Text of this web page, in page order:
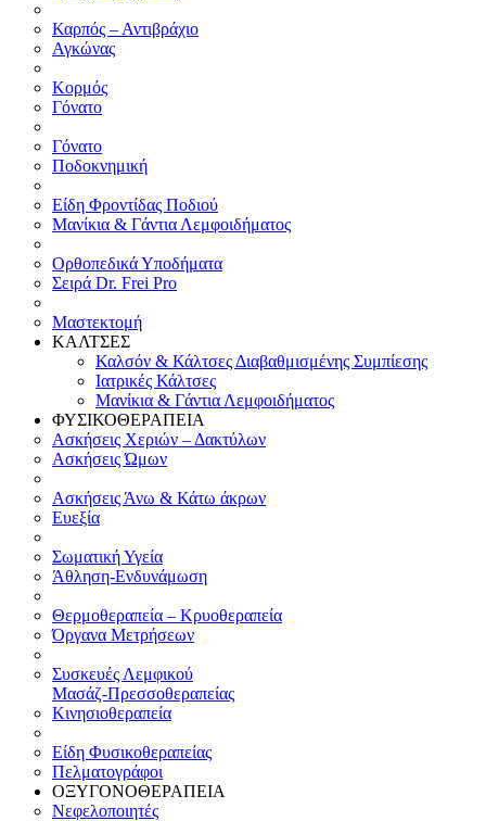
Καρπός – Αντιβράχιο
Αγκώνας
Κορμός
Γόνατο
Γόνατο
Ποδοκνημική
Είδη Φροντίδας Ποδιού
Μανίκια & Γάντια Λεμφοιδήματος
Ορθοπεδικά Υποδήματα
Σειρά Dr. Frei Pro
Μαστεκτομή
ΚΑΛΤΣΕΣ
Καλσόν & Κάλτσες Διαβαθμισμένης Συμπίεσης
Ιατρικές Κάλτσες
Μανίκια & Γάντια Λεμφοιδήματος
ΦΥΣΙΚΟΘΕΡΑΠΕΙΑ
Ασκήσεις Χεριών – Δακτύλων
Ασκήσεις Ώμων
Ασκήσεις Άνω & Κάτω άκρων
Ευεξία
Σωματική Υγεία
Άθληση-Ενδυνάμωση
Θερμοθεραπεία – Κρυοθεραπεία
Όργανα Μετρήσεων
Συσκευές Λεμφικού
Μασάζ-Πρεσσοθεραπείας
Κινησιοθεραπεία
Είδη Φυσικοθεραπείας
Πελματογράφοι
ΟΞΥΓΟΝΟΘΕΡΑΠΕΙΑ
Νεφελοποιητές